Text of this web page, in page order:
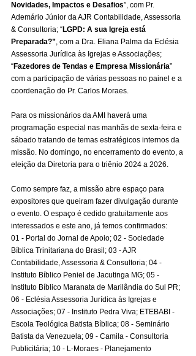
Novidades, Impactos e Desafios”, com Pr.
Ademário Júnior da AJR Contabilidade, Assessoria
& Consultoria; “LGPD: A sua Igreja está
Preparada?”, com a Dra. Eliana Palma da Eclésia
Assessoria Jurídica às Igrejas e Associações;
“Fazedores de Tendas e Empresa Missionária”
com a participação de várias pessoas no painel e a
coordenação do Pr. Carlos Moraes.
Para os missionários da AMI haverá uma
programação especial nas manhãs de sexta-feira e
sábado tratando de temas estratégicos internos da
missão. No domingo, no encerramento do evento, a
eleição da Diretoria para o triênio 2024 a 2026.
Como sempre faz, a missão abre espaço para
expositores que queiram fazer divulgação durante
o evento. O espaço é cedido gratuitamente aos
interessados e este ano, já temos confirmados:
01 - Portal do Jornal de Apoio; 02 - Sociedade
Bíblica Trinitariana do Brasil; 03 - AJR
Contabilidade, Assessoria & Consultoria; 04 -
Instituto Bíblico Peniel de Jacutinga MG; 05 -
Instituto Bíblico Maranata de Marilândia do Sul PR;
06 - Eclésia Assessoria Jurídica às Igrejas e
Associações; 07 - Instituto Pedra Viva; ETEBABI -
Escola Teológica Batista Bíblica; 08 - Seminário
Batista da Venezuela; 09 - Camila - Consultoria
Publicitária; 10 - L-Moraes - Planejamento